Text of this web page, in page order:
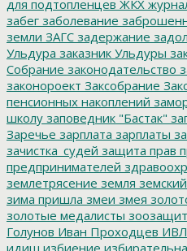
для подтопленцев ЖКХ
забег заболевание
земли ЗАГС задержание
Ульдура заказник Ульдуры
Собрание законодательство
законороект Заксобрание
пенсионных накоплений
школу заповедник "Бастак"
Заречье зарплата зарплаты
зачистка_судей защита прав
предпринимателей
землетрясение земля
зима пришла змеи змея
золотые медалисты
Голунов Иван Проходцев ИВЛ
идиш избиение